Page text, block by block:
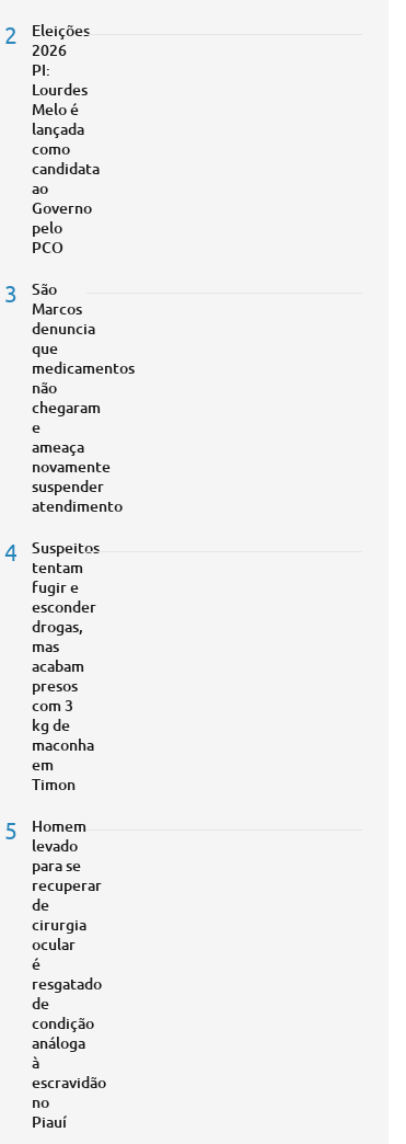
2
Eleições
2026
PI:
Lourdes
Melo é
lançada
como
candidata
ao
Governo
pelo
PCO
3
São
Marcos
denuncia
que
medicamentos
não
chegaram
e
ameaça
novamente
suspender
atendimento
4
Suspeitos
tentam
fugir e
esconder
drogas,
mas
acabam
presos
com 3
kg de
maconha
em
Timon
5
Homem
levado
para se
recuperar
de
cirurgia
ocular
é
resgatado
de
condição
análoga
à
escravidão
no
Piauí